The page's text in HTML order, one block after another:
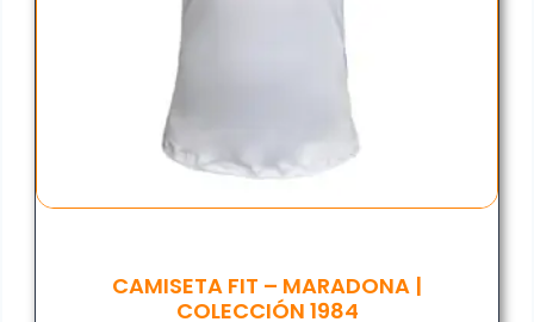
CAMISETA FIT – MARADONA |
COLECCIÓN 1984